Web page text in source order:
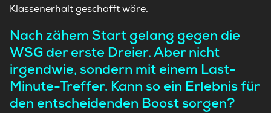
Klassenerhalt geschafft wäre.
Nach zähem Start gelang gegen die
WSG der erste Dreier. Aber nicht
irgendwie, sondern mit einem Last-
Minute-Treffer. Kann so ein Erlebnis für
den entscheidenden Boost sorgen?